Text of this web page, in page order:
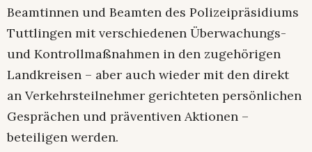
Beamtinnen und Beamten des Polizeipräsidiums
Tuttlingen mit verschiedenen Überwachungs-
und Kontrollmaßnahmen in den zugehörigen
Landkreisen – aber auch wieder mit den direkt
an Verkehrsteilnehmer gerichteten persönlichen
Gesprächen und präventiven Aktionen –
beteiligen werden.